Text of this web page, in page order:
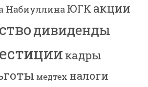
Набиуллина ЮГК акции
дивиденды
кадры
медтех налоги